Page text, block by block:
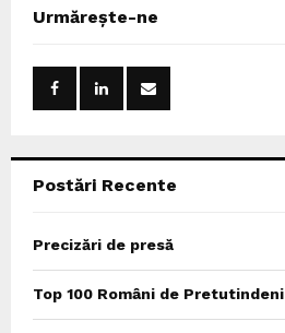
h
Urmărește-ne
Postări Recente
Precizări de presă
Top 100 Români de Pretutindeni